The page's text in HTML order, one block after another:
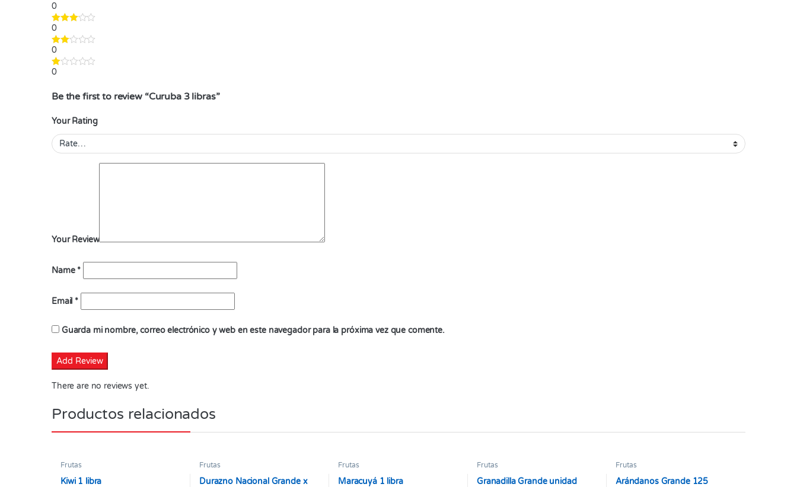
0
0
0
0
Be the first to review “Curuba 3 libras”
Your Rating
Your Review
Name *
Email *
Guarda mi nombre, correo electrónico y web en este navegador para la próxima vez que comente.
There are no reviews yet.
Productos relacionados
Frutas
Kiwi 1 libra
Frutas
Durazno Nacional Grande x
Frutas
Maracuyá 1 libra
Frutas
Granadilla Grande unidad
Frutas
Arándanos Grande 125